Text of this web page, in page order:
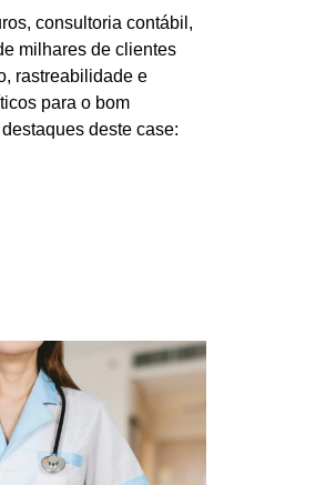
consultoria contábil,
milhares de clientes
rastreabilidade e
para o bom
deste case: